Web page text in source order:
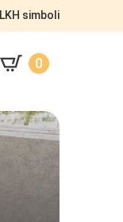
LKH simboli
0